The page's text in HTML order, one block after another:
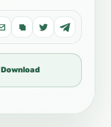
Download